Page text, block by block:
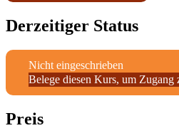
Derzeitiger Status
Nicht eingeschrieben
Belege diesen Kurs, um Zugang
Preis